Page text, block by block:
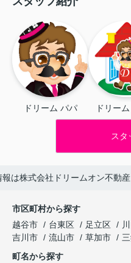
ドリーム パパ ドリー
スタ
は株式会社ドリームオン不動産
市区町村から探す
越谷市
台東区 足立区
吉川市
流山市 草加市
町名から探す